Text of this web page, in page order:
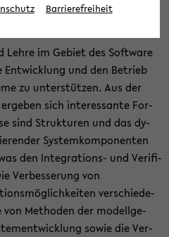
der Uni­ver­si­tät Bie­le­feld ver­
Lehre im Ge­biet des Soft­ware
Ent­wick­lung und den Be­trieb
zu un­ter­stüt­zen. Aus der
sich in­ter­es­san­te For­
sind Struk­tu­ren und das dy­
Sys­tem­kom­po­nen­ten
den Integrations-​ und Ve­ri­fi­
Ver­bes­se­rung von
ver­schie­de­
Me­tho­den der mo­dell­ge­
sowie die Ver­
Barrierefreiheit